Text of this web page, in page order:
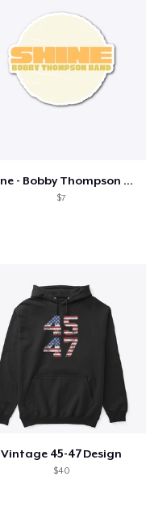
Shine - Bobby Thompson Band Merch
$7
Vintage 45-47 Design
$40